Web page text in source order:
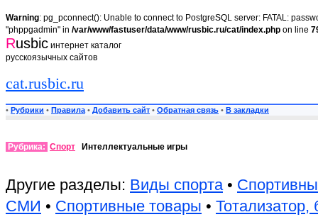
Warning: pg_pconnect(): Unable to connect to PostgreSQL server: FATAL:
"phppgadmin" in /var/www/fastuser/data/www/rusbic.ru/cat/index.php on line
Rusbic интернет каталог
русскоязычных сайтов
cat.rusbic.ru
• Рубрики • Правила • Добавить сайт • Обратная связь • В закладки
Рубрика: Спорт Интеллектуальные игры
Другие разделы: Виды спорта•
СМИ • Спортивные товары • Тотализатор,